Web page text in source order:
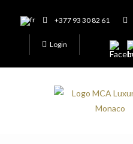
+377 93 30 82 61
Login